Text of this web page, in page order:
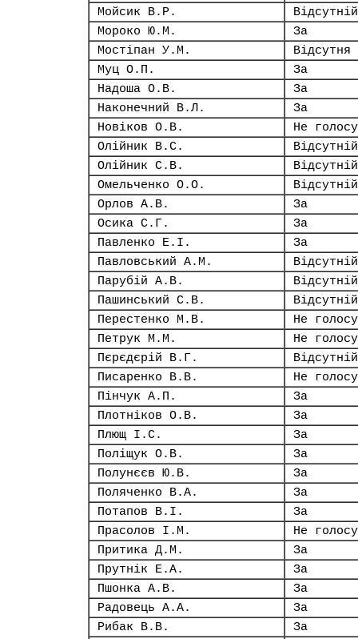
Мойсик В.Р.
Відсутній
Мороко Ю.М.
За
Мостіпан У.М.
Відсутня
Муц О.П.
За
Надоша О.В.
За
Наконечний В.Л.
За
Новіков О.В.
Не
Олійник В.С.
Відсутній
Олійник С.В.
Відсутній
Омельченко О.О.
Відсутній
Орлов А.В.
За
Осика С.Г.
За
Павленко Е.І.
За
Павловський А.М.
Відсутній
Парубій А.В.
Відсутній
Пашинський С.В.
Відсутній
Перестенко М.В.
Не
Петрук М.М.
Не
Пєрєдєрій В.Г.
Відсутній
Писаренко В.В.
Не
Пінчук А.П.
За
Плотніков О.В.
За
Плющ І.С.
За
Поліщук О.В.
За
Полунєєв Ю.В.
За
Поляченко В.А.
За
Потапов В.І.
За
Прасолов І.М.
Не
Притика Д.М.
За
Прутнік Е.А.
За
Пшонка А.В.
За
Радовець А.А.
За
Рибак В.В.
За